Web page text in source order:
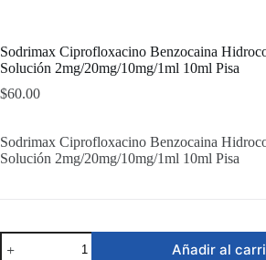
Sodrimax Ciprofloxacino Benzocaina
Solución 2mg/20mg/10mg/1ml 10ml Pisa
$60.00
Sodrimax Ciprofloxacino Benzocaina
Solución 2mg/20mg/10mg/1ml 10ml Pisa
Sodrimax
Ciprofloxacino
Añadir al